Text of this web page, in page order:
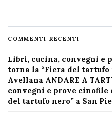
COMMENTI RECENTI
Libri, cucina, convegni e
torna la “Fiera del tartufo
Avellana ANDARE A
convegni e prove cinofile
del tartufo nero” a San